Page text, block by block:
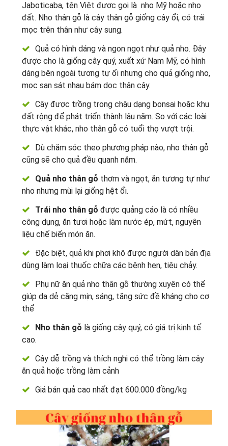
Jaboticaba, tên Việt đươc gọi là nho Mỹ hoặc nho
đất. Nho thân gỗ là cây thân gỗ giống cây ổi, có trái
mọc trên thân như cây sung.
Quả có hình dáng và ngon ngọt như quả nho. Đây
được cho là giống cây quý, xuất xứ Nam Mỹ, có hình
dáng bên ngoài tương tự ổi nhưng cho quả giống nho,
mọc san sát nhau bám dọc thân cây.
Cây được trồng trong chậu dạng bonsai hoặc khu
đất rộng để phát triển thành lâu năm. So với các loài
thực vật khác, nho thân gỗ có tuổi thọ vượt trội.
Dù chăm sóc theo phương pháp nào, nho thân gỗ
cũng sẽ cho quả đều quanh năm.
Quả nho thân gỗ thơm và ngọt, ăn tương tự như
nho nhưng mùi lại giống hệt ổi.
Trái nho thân gỗ được quảng cáo là có nhiều
công dụng, ăn tươi hoặc làm nước ép, mứt, nguyên
liệu chế biến món ăn.
Đặc biệt, quả khi phơi khô được người dân bản địa
dùng làm loại thuốc chữa các bệnh hen, tiêu chảy.
Phụ nữ ăn quả nho thân gỗ thường xuyên có thể
giúp da dẻ căng mịn, sáng, tăng sức đề kháng cho cơ
thể
Nho thân gỗ là giống cây quý, có giá trị kinh tế
cao.
Cây dễ trồng và thích nghi có thể trồng làm cây
ăn quả hoặc trồng làm cảnh
Giá bán quả cao nhất đạt 600.000 đồng/kg